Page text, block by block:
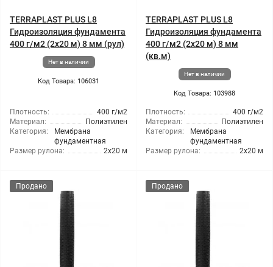
TERRAPLAST PLUS L8
Гидроизоляция фундамента
400 г/м2 (2x20 м) 8 мм (рул)
Нет в наличии
Код Товара: 106031
Плотность:
400 г/м2
Материал:
Полиэтилен
Категория:
Мембрана
фундаментная
Размер рулона:
2x20 м
TERRAPLAST PLUS L8
Гидроизоляция фундамента
400 г/м2 (2x20 м) 8 мм
(кв.м)
Нет в наличии
Код Товара: 103988
Плотность:
400 г/м2
Материал:
Полиэтилен
Категория:
Мембрана
фундаментная
Размер рулона:
2x20 м
Продано Продано